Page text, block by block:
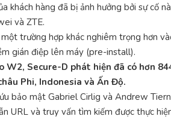
hàng đã bị ảnh hưởng bởi sự cố
và ZTE.
trường hợp khác nghiêm trọng hơn
gián điệp lên máy (pre-install).
Secure-D phát hiện đã có hơn
Phi, Indonesia và Ấn Độ.
bảo mật Gabriel Cirlig và Andrew
URL và truy vấn tìm kiếm được thực